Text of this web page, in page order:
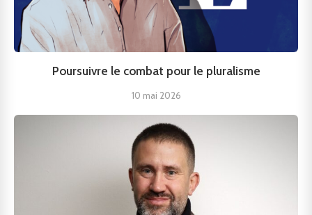
Poursuivre le combat pour le pluralisme
10 mai 2026